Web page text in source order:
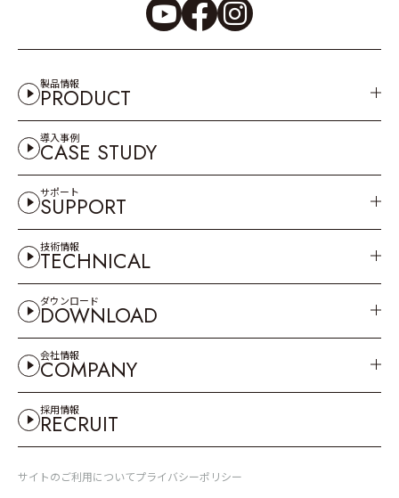
製品情報
PRODUCT
導入事例
CASE STUDY
サポート
SUPPORT
技術情報
TECHNICAL
ダウンロード
DOWNLOAD
会社情報
COMPANY
採用情報
RECRUIT
サイトのご利用についてプライバシーポリシー